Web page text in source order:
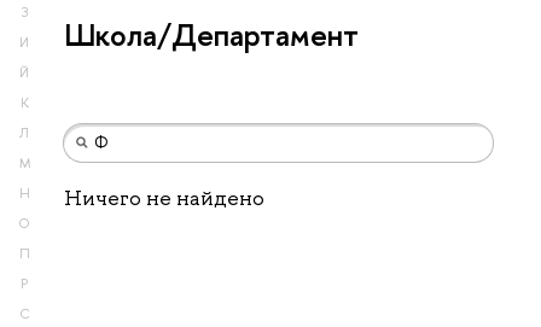
З
И
Й
К
Л
М
Н
О
П
Р
С
Школа/Департамент
Ничего не найдено